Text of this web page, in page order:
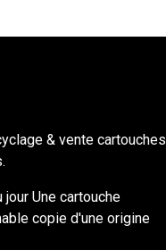
& vente cartouches
Une cartouche
copie d'une origine